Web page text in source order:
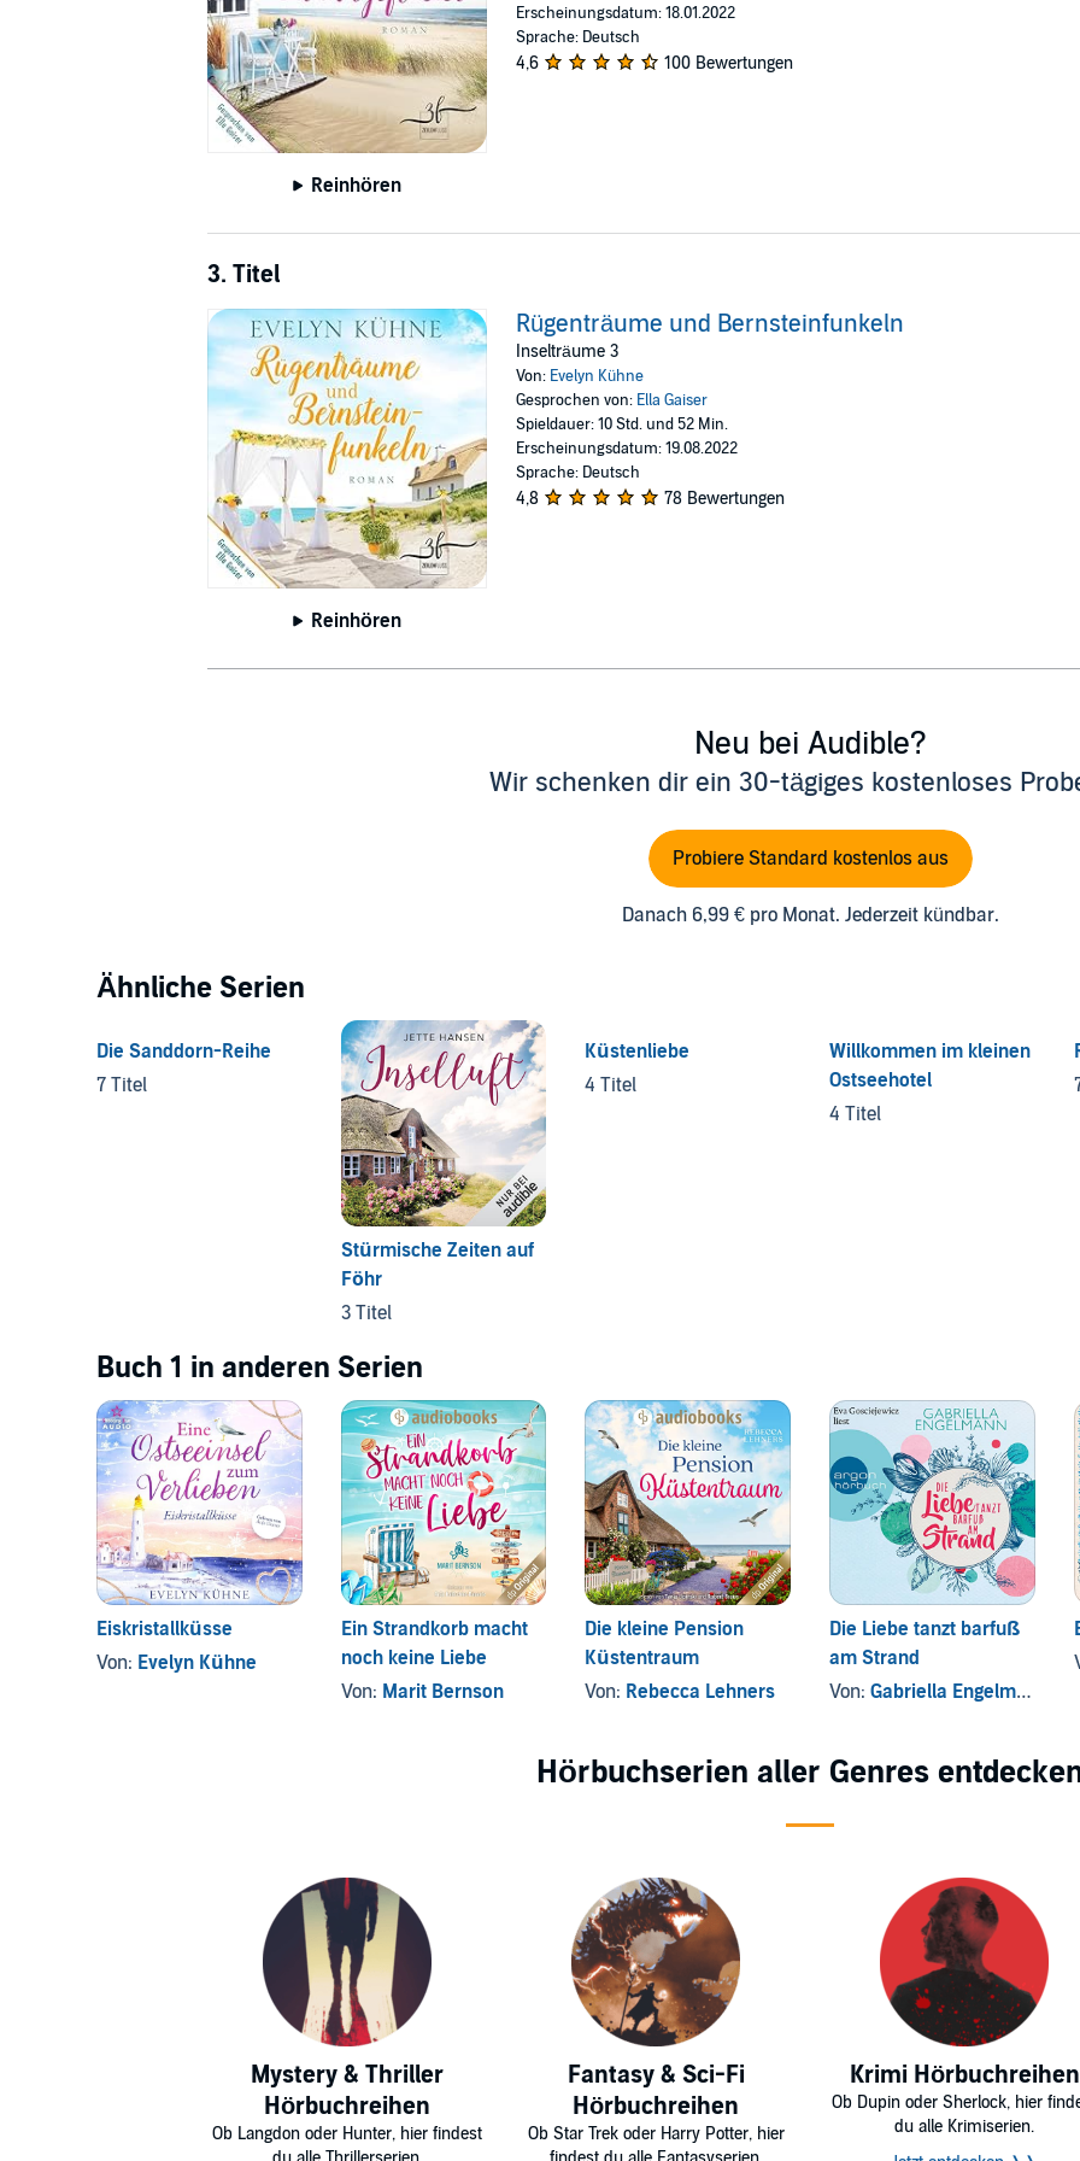
Reinhören
Erscheinungsdatum: 18.01.2022
Sprache: Deutsch
4,6 100 Bewertungen
3. Titel
Reinhören
Rügenträume und Bernsteinfunkeln
Inselträume 3
Von: Evelyn Kühne
Gesprochen von: Ella Gaiser
Spieldauer: 10 Std. und 52 Min.
Erscheinungsdatum: 19.08.2022
Sprache: Deutsch
4,8 78 Bewertungen
Neu bei Audible?
Wir schenken dir ein 30-tägiges kostenloses
Probiere Standard kostenlos aus
Danach 6,99 € pro Monat. Jederzeit kündbar.
Ähnliche Serien
Die Sanddorn-Reihe
7 Titel
Stürmische Zeiten auf
Föhr
3 Titel
Küstenliebe
4 Titel
Willkommen im kleinen
Ostseehotel
4 Titel
Buch 1 in anderen Serien
Eiskristallküsse
Von: Evelyn Kühne
Ein Strandkorb macht
noch keine Liebe
Von: Marit Bernson
Die kleine Pension
Küstentraum
Von: Rebecca Lehners
Die Liebe tanzt barfuß
am Strand
Von: Gabriella Engelmann
Hörbuchserien aller Genres
Mystery & Thriller
Hörbuchreihen
Ob Langdon oder Hunter, hier findest
Fantasy & Sci-Fi
Hörbuchreihen
Ob Star Trek oder Harry Potter, hier
Krimi Hörbuchreihen
Ob Dupin oder Sherlock, hier
du alle Krimiserien.